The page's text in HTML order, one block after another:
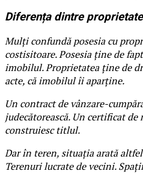
Diferența dintre
Mulți confundă posesia cu
costisitoare. Posesia ține de
imobilul. Proprietatea ține de
acte, că imobilul îi aparține.
Un contract de vânzare-
judecătorească. Un certificat de
construiesc titlul.
Dar în teren, situația arată
Terenuri lucrate de vecini.